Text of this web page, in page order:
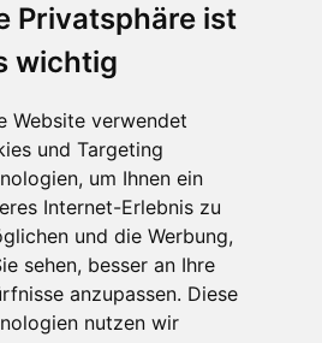
Privatsphäre ist
wichtig
Website verwendet
und Targeting
um Ihnen ein
Internet-Erlebnis zu
und die Werbung,
sehen, besser an Ihre
anzupassen. Diese
nutzen wir
Marke der Zonista GmbH
36 | D-50858 Köln
221 – 1680 14-0
schwedenpur.de
REGIONEN
Skåne
Stockholm
Westküste